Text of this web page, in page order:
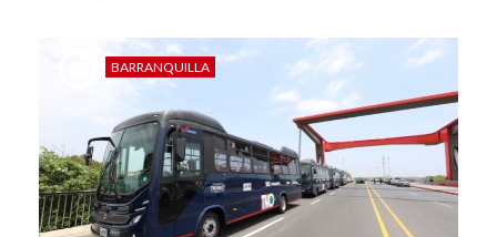
BARRANQUILLA